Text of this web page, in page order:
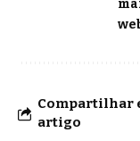
Compartilhar
artigo